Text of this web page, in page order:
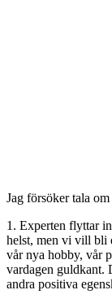
Jag försöker tala
1. Experten flyttar
helst, men vi vill bli
vår nya hobby, vår
vardagen guldkant.
andra positiva